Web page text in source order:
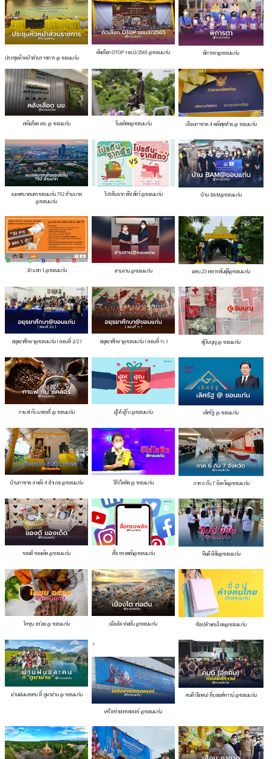
ประชุมหัวหน้าส่วนราชการ @ ขอนแก่น
คัดเลือก OTOP รอบ3/2565 @ขอนแก่น พิการตา@ขอนแก่น
คลังเลือด มข. @ ขอนแก่น วันมหิดล@ขอนแก่น เฮือนกาชาด 4 หลังสุดท้าย @ ขอนแก่น
งบเทศบาลนครขอนแก่น 792 ล้านบาท
@ขอนแก่น
โปรตีนจาก พืช สัตว์ @ขอนแก่น บ้าน BAM@ขอนแก่น
30 แลก 1 @ขอนแก่น สานงาน @ขอนแก่น มทบ.23 ทหารพันธุ์ดี@ขอนแก่น
อยุธยาศึกษา@ขอนแก่น ( ตอนที่ 2/2 ) อยุธยาศึกษา@ขอนแก่น ( ตอนที่ ½ ) ตู้เงินบุญ @ ขอนแก่น
กาแฟ กับ แคลอรี่ @ ขอนแก่น ผู้ให้ ผู้รับ @ขอนแก่น เลิศรัฐ @ ขอนแก่น
บ้านกาชาด 4 หลัง 4 อำเภอ @ขอนแก่น ฮีโร่โลหิต @ ขอนแก่น ภาค 6 กับ 7 จังหวัด@ขอนแก่น
ของดี ของเด็ด @ขอนแก่น สื่อ ทรงพลัง@ขอนแก่น ทีมดี มีชัย@ขอนแก่น
โคขุน อร่อย @ ขอนแก่น เมืองโต ท่อตัน @ขอนแก่น ช้อปห้างคนไทย@ขอนแก่น
ม่านฝนและคน ที่ ภูผาม่าน @ ขอนแก่น
>
เครือข่ายเทรดเดอร์ @ขอนแก่น
คนดี (อีกคน) ที่บอยส์ทาวน์ @ขอนแก่น